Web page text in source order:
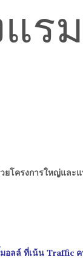
ยโครงการใหญ่และ
อลล์ ที่เน้น Traffic ค